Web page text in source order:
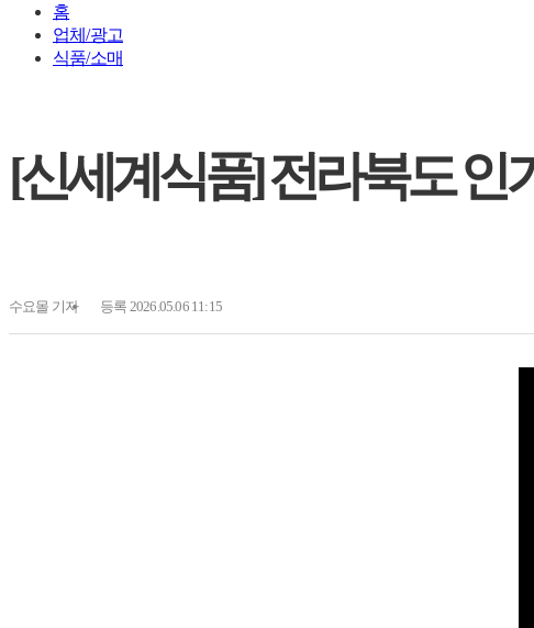
홈
업체/광고
식품/소매
[신세계식품] 전라북도 인
수요몰 기자 등록 2026.05.06 11:15